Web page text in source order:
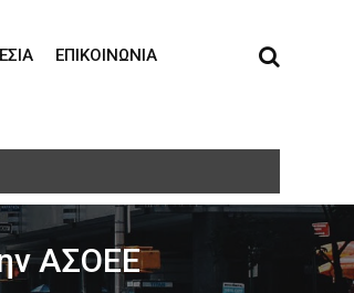
ΕΠΙΚΟΙΝΩΝΊΑ
ΑΣΟΕΕ